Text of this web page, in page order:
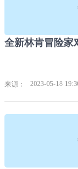
来源： 2023-05-18